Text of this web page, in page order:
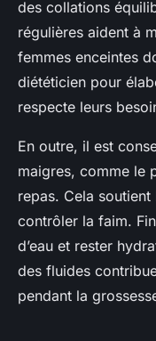
des collations
régulières aident à
femmes enceintes
diététicien pour
respecte leurs
En outre, il est
maigres, comme le
repas. Cela soutient
contrôler la faim.
d’eau et rester
des fluides
pendant la